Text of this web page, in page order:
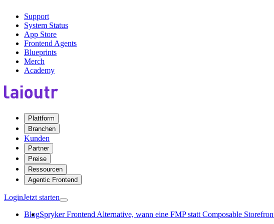
Support
System Status
App Store
Frontend Agents
Blueprints
Merch
Academy
Plattform
Branchen
Kunden
Partner
Preise
Ressourcen
Agentic Frontend
LoginJetzt starten
BlogSpryker Frontend Alternative, wann eine FMP statt Composable